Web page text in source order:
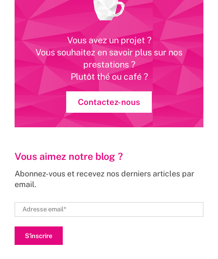
Vous avez un projet ?
Vous souhaitez en savoir plus sur nos
prestations ?
Plutôt thé ou café ?
Contactez-nous
Vous aimez notre blog ?
Abonnez-vous et recevez nos derniers articles par
email.